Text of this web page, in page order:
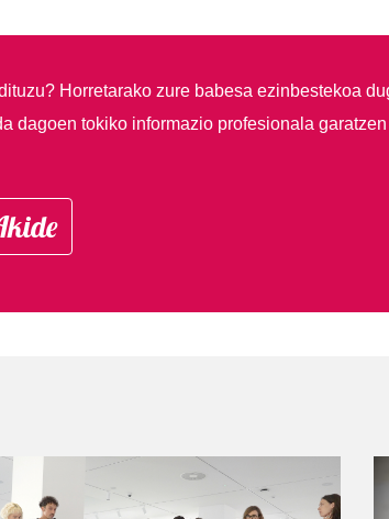
Horretarako zure babesa ezinbestekoa
dagoen tokiko informazio profesionala